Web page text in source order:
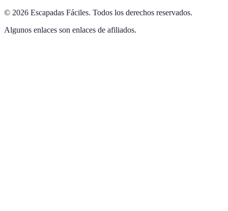
© 2026 Escapadas Fáciles. Todos los derechos reservados.
Algunos enlaces son enlaces de afiliados.